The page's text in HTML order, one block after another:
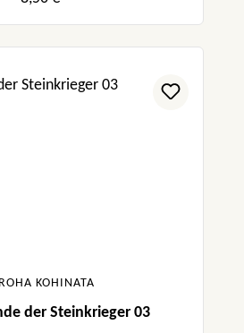
KOHINATA
der Steinkrieger 03